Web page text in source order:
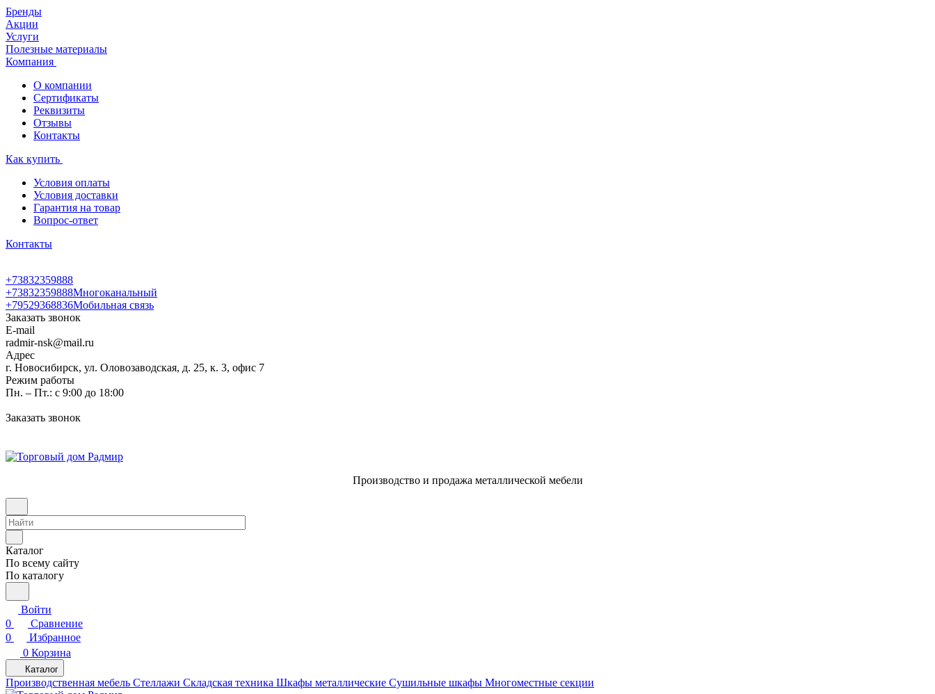
Бренды
Акции
Услуги
Полезные материалы
Компания
О компании
Сертификаты
Реквизиты
Отзывы
Контакты
Как купить
Условия оплаты
Условия доставки
Гарантия на товар
Вопрос-ответ
Контакты
+73832359888
+73832359888Многоканальный
+79529368836Мобильная связь
Заказать звонок
E-mail
radmir-nsk@mail.ru
Адрес
г. Новосибирск, ул. Оловозаводская, д. 25, к. 3, офис 7
Режим работы
Пн. – Пт.: с 9:00 до 18:00
Заказать звонок
Производство и продажа металлической мебели
Каталог
По всему сайту
По каталогу
Войти
0
Сравнение
0
Избранное
0 Корзина
Каталог
Производственная мебель Cтеллажи Складская техника Шкафы металлические Cушильные шкафы Многоместные секции